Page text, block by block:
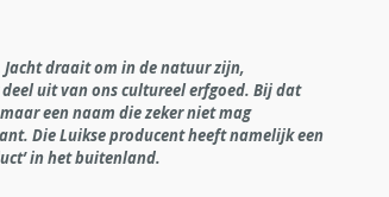
Jacht draait om in de natuur zijn,
uit van ons cultureel erfgoed. Bij dat
een naam die zeker niet mag
Die Luikse producent heeft namelijk een
in het buitenland.